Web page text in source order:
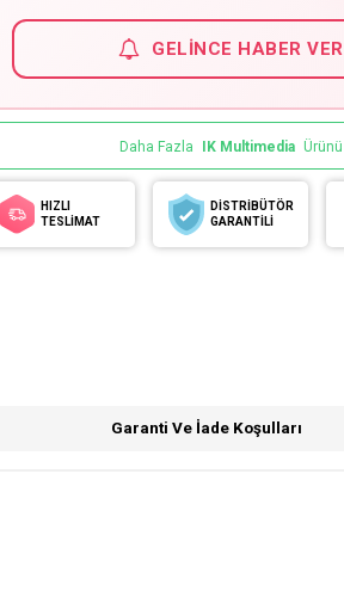
GELINCE HABER VER
Daha Fazla IK Multimedia Ürünü
HIZLI
TESLİMAT
DİSTRİBÜTÖR
GARANTİLİ
Garanti Ve İade Koşulları